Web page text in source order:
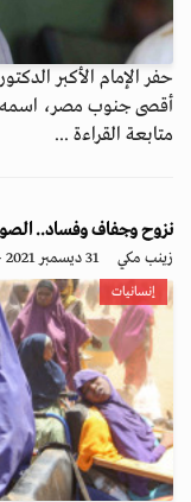
حفر الإمام الأكبر
أقصى جنوب مصر، اسمه
متابعة القراءة ...
نزوح وجفاف وفساد..
زينب مكي 31 ديسمبر 2021 - 07:45
إنسانيات